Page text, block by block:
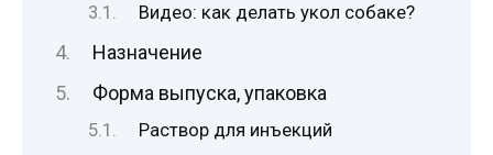
Видео: как делать укол собаке?
Назначение
Форма выпуска, упаковка
Раствор для инъекций